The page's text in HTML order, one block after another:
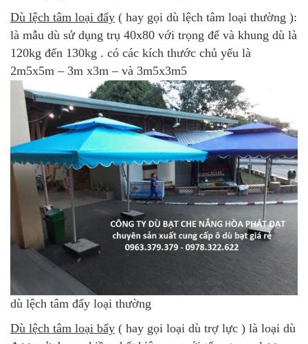
Dù lệch tâm loại đẩy ( hay gọi dù lệch tâm loại thường ):
là mẫu dù sử dụng trụ 40x80 với trọng đế và khung dù là
120kg đến 130kg . có các kích thước chủ yếu là
2m5x5m – 3m x3m – và 3m5x3m5
dù lệch tâm đẩy loại thường
Dù lệch tâm loại bẩy ( hay gọi loại dù trợ lực ) là loại dù